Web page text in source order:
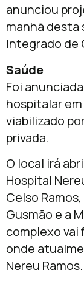
anunciou
manhã
Integrado de
Saúde
Foi
hospitalar
viabilizado
privada.
O local irá
Hospital
Celso
Gusmão e a
complexo
onde
Nereu Ramos.